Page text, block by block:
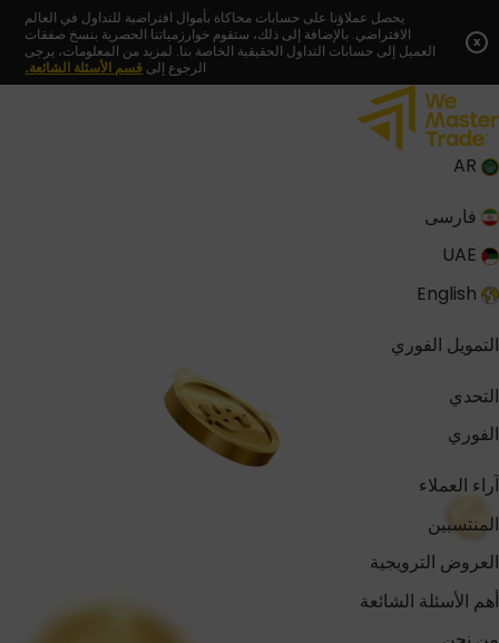
to
يحصل عملاؤنا على حسابات محاكاة بأموال افتراضية للتداول في العالم
الافتراضي. بالإضافة إلى ذلك، ستقوم خوارزمياتنا الحصرية بنسخ صفقات
العميل إلى حسابات التداول الحقيقية الخاصة بنا. لمزيد من المعلومات، يرجى
الرجوع إلى قسم الأسئلة الشائعة.
x
فارسی
التمويل الفوري
التحدي
الفوري
آراء العملاء
المنتسبين
العروض الترويجية
أهم الأسئلة الشائعة